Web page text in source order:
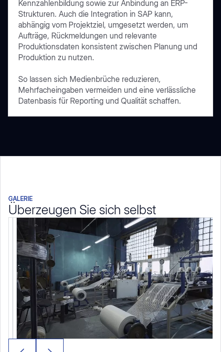
Kennzahlenbildung sowie zur Anbindung an ERP-
Strukturen. Auch die Integration in SAP kann,
abhängig vom Projektziel, umgesetzt werden, um
Aufträge, Rückmeldungen und relevante
Produktionsdaten konsistent zwischen Planung und
Produktion zu nutzen.
So lassen sich Medienbrüche reduzieren,
Mehrfacheingaben vermeiden und eine verlässliche
Datenbasis für Reporting und Qualität schaffen.
GALERIE
Überzeugen Sie sich selbst